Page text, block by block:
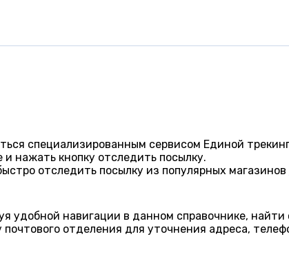
специализированным сервисом Единой
нажать кнопку отследить посылку.
отследить посылку из популярных магазинов
удобной навигации в данном справочнике, найти
отделения для уточнения адреса,